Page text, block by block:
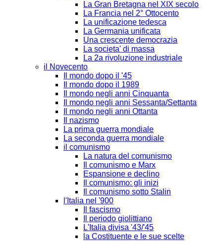
La Gran Bretagna nel XIX secolo
La Francia nel 2° Ottocento
La unificazione tedesca
La Germania unificata
Una crescente democrazia
La societa' di massa
La 2a rivoluzione industriale
il Novecento
Il mondo dopo il '45
Il mondo dopo il 1989
Il mondo negli anni Cinquanta
Il mondo negli anni Sessanta/Settanta
Il mondo negli anni Ottanta
Il nazismo
La prima guerra mondiale
La seconda guerra mondiale
il comunismo
La natura del comunismo
Il comunismo e Marx
Espansione e declino
Il comunismo: gli inizi
Il comunismo sotto Stalin
l'Italia nel '900
Il fascismo
Il periodo giolittiano
L'Italia divisa '43/'45
la Costituente e le sue scelte